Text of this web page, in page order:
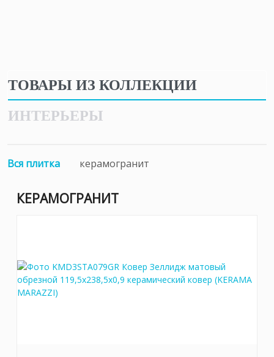
ТОВАРЫ ИЗ КОЛЛЕКЦИИ
ИНТЕРЬЕРЫ
Вся плитка керамогранит
КЕРАМОГРАНИТ